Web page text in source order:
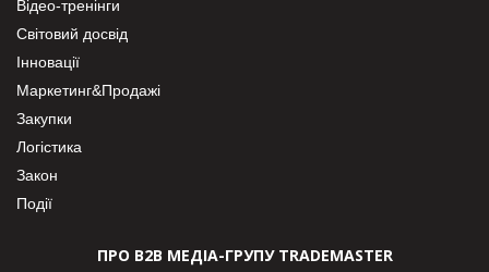
Відео-тренінги
Світовий досвід
Інновації
Маркетинг&Продажі
Закупки
Логістика
Закон
Події
ПРО В2В МЕДІА-ГРУПУ TRADEMASTER